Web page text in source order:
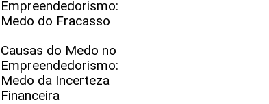
Empreendedorismo:
Medo do Fracasso
Causas do Medo no
Empreendedorismo:
Medo da Incerteza
Financeira